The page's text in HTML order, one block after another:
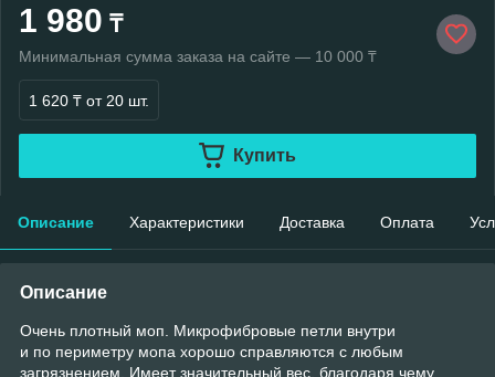
1 980 ₸
Минимальная сумма заказа на сайте — 10 000 ₸
1 620 ₸ от 20 шт.
Купить
Описание Характеристики Доставка Оплата
Описание
Очень плотный моп. Микрофибровые петли внутри
и по периметру мопа хорошо справляются с любым
загрязнением. Имеет значительный вес, благодаря чему